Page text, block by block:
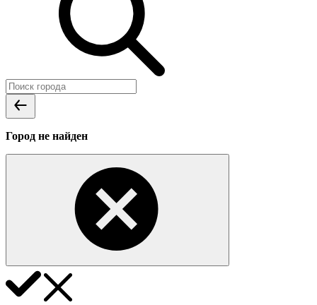
Город не найден